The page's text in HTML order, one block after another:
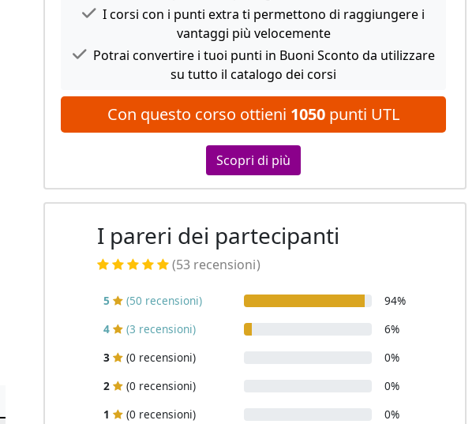
I corsi con i punti extra ti permettono di raggiungere i
vantaggi più velocemente
Potrai convertire i tuoi punti in Buoni Sconto da utilizzare
su tutto il catalogo dei corsi
Con questo corso ottieni 1050 punti UTL
Scopri di più
I pareri dei partecipanti
(53 recensioni)
5 (50 recensioni)
94%
4
(3 recensioni)
6%
3
(0 recensioni)
0%
2
(0 recensioni)
0%
1
(0 recensioni) 0%